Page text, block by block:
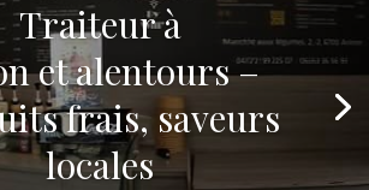
Traiteur à
et alentours –
frais, saveurs
locales